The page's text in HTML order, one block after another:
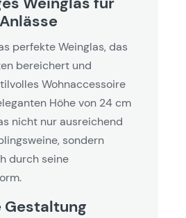
perfekte Weinglas, das
bereichert und
Wohnaccessoire
Höhe von 24 cm
nicht nur ausreichend
sondern
durch seine
Gestaltung